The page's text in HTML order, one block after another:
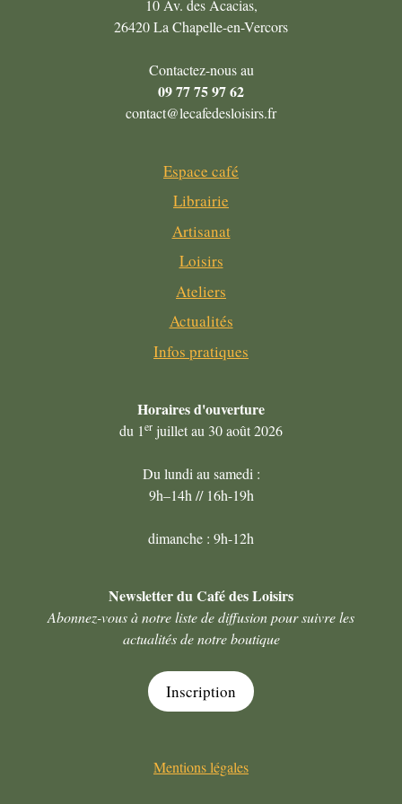
10 Av. des Acacias,
26420 La Chapelle-en-Vercors
Contactez-nous au
09 77 75 97 62
contact@lecafedesloisirs.fr
Espace café
Librairie
Artisanat
Loisirs
Ateliers
Actualités
Infos pratiques
Horairesd'ouverture
du 1er juillet au 30 août 2026
Du lundi au samedi :
9h–14h // 16h-19h
dimanche : 9h-12h
Newsletter du Café des Loisirs
Abonnez-vous à notre liste de diffusion pour suivre les
actualités de notre boutique
Inscription
Mentions légales